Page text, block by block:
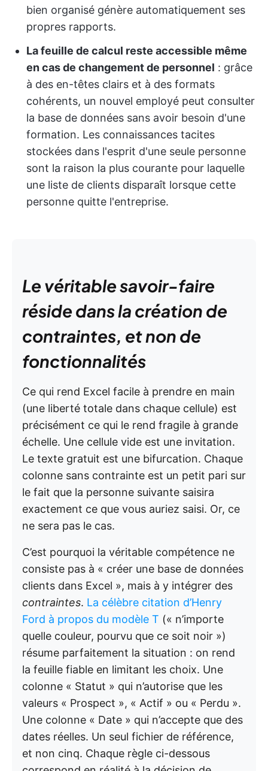
bien organisé génère automatiquement ses
propres rapports.
La feuille de calcul reste accessible même
en cas de changement de personnel : grâce
à des en-têtes clairs et à des formats
cohérents, un nouvel employé peut consulter
la base de données sans avoir besoin d'une
formation. Les connaissances tacites
stockées dans l'esprit d'une seule personne
sont la raison la plus courante pour laquelle
une liste de clients disparaît lorsque cette
personne quitte l'entreprise.
Le véritable savoir-faire
réside dans la création de
contraintes, et non de
fonctionnalités
Ce qui rend Excel facile à prendre en main
(une liberté totale dans chaque cellule) est
précisément ce qui le rend fragile à grande
échelle. Une cellule vide est une invitation.
Le texte gratuit est une bifurcation. Chaque
colonne sans contrainte est un petit pari sur
le fait que la personne suivante saisira
exactement ce que vous auriez saisi. Or, ce
ne sera pas le cas.
C’est pourquoi la véritable compétence ne
consiste pas à « créer une base de données
clients dans Excel », mais à y intégrer des
contraintes. La célèbre citation d’Henry
Ford à propos du modèle T (« n’importe
quelle couleur, pourvu que ce soit noir »)
résume parfaitement la situation : on rend
la feuille fiable en limitant les choix. Une
colonne « Statut » qui n’autorise que les
valeurs « Prospect », « Actif » ou « Perdu ».
Une colonne « Date » qui n’accepte que des
dates réelles. Un seul fichier de référence,
et non cinq. Chaque règle ci-dessous